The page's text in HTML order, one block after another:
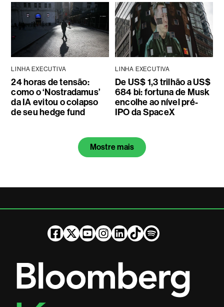
LINHA EXECUTIVA
24 horas de tensão:
como o ‘Nostradamus’
da IA evitou o colapso
de seu hedge fund
LINHA EXECUTIVA
De US$ 1,3 trilhão a US$
684 bi: fortuna de Musk
encolhe ao nível pré-
IPO da SpaceX
Mostre mais